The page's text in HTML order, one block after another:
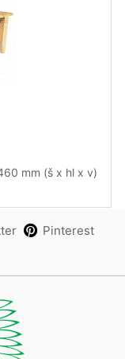
mm (š x hl x v)
Pinterest